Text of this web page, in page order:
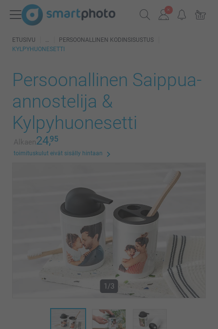
ETUSIVU
PERSOONALLINEN KODINSISUSTUS
KYLPYHUONESETTI
Persoonallinen Saippua-
annostelija &
Kylpyhuonesetti
Alkaen24,95
toimituskulut eivät sisälly hintaan
1/3